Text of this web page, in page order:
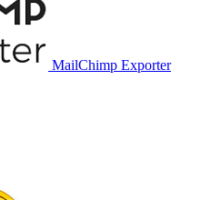
MailChimp Exporter